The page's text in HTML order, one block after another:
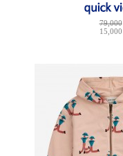
79,000
15,000